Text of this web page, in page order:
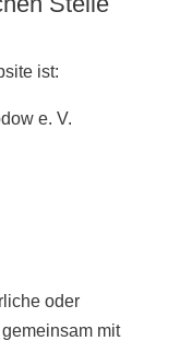
ist:
e. V.
oder
mit